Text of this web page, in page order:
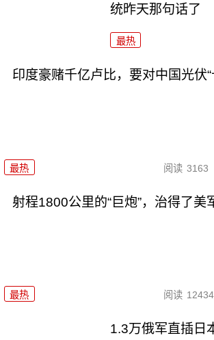
统昨天那句话了
最热
印度豪赌千亿卢比，要对中国光伏“
最热 阅读 3163
射程1800公里的“巨炮”，治得了美
最热 阅读 12434
1.3万俄军直插日